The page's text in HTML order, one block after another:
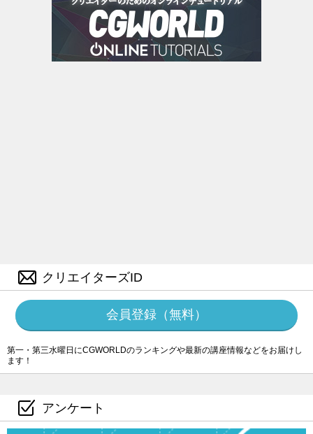
クリエイターズID
会員登録（無料）
第一・第三水曜日にCGWORLDのランキングや最新の講座情報などをお届けし
ます！
アンケート